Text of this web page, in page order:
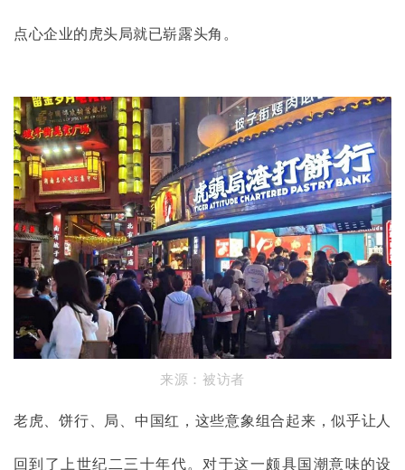
点心企业的虎头局就已崭露头角。
来源：被访者
老虎、饼行、局、中国红，这些意象组合起来，似乎让人
回到了上世纪二三十年代。对于这一颇具国潮意味的设